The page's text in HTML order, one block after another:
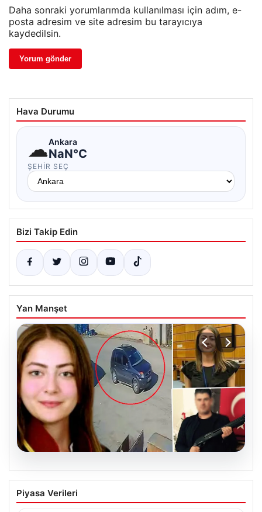
Daha sonraki yorumlarımda kullanılması için adım, e-
posta adresim ve site adresim bu tarayıcıya
kaydedilsin.
Hava Durumu
☁Ankara
NaN°C
ŞEHIR SEÇ
Bizi Takip Edin
Yan Manşet
06.08.2026
Hakkında icra takibi başlatan avukatı
katletmişti. İstenen ceza belli oldu
Piyasa Verileri